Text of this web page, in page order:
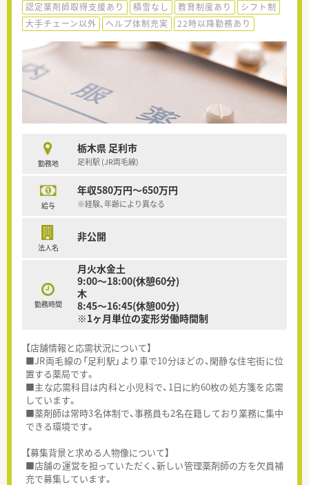
認定薬剤師取得支援あり
積雪なし 教育制度あり
シフト制
大手チェーン以外
ヘルプ体制充実 22時以降勤務あり
勤務地
栃木県 足利市
足利駅 (JR両毛線)
給与
年収580万円～650万円
※経験、年齢により異なる
法人名
非公開
勤務時間
月火水金土
9:00～18:00(休憩60分)
木
8:45～16:45(休憩00分)
※1ヶ月単位の変形労働時間制
【店舗情報と応需状況について】
■JR両毛線の「足利駅」より車で10分ほどの、閑静な住宅街に位
置する薬局です。
■主な応需科目は内科と小児科で、1日に約60枚の処方箋を応需
しています。
■薬剤師は常時3名体制で、事務員も2名在籍しており業務に集中
できる環境です。
【募集背景と求める人物像について】
■店舗の運営を担っていただく、新しい管理薬剤師の方を欠員補
充で募集しています。